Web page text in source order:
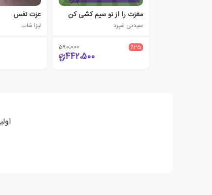
مغزت را از نو سیم کشی کن
سیدنی شپرد
٪25 590،000
442،500
عزت نفس
لیزا شاب